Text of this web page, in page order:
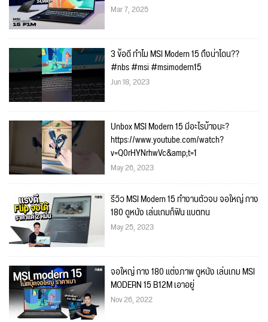
Mar 7, 2025
3 ข้อดี ทำไม MSI Modern 15 ถึงน่าโดน??
#nbs #msi #msimodern15
Jun 18, 2023
Unbox MSI Modern 15 มีอะไรบ้างนะ?
https://www.youtube.com/watch?
v=Q0rHYNrhwVc&amp;t=1
May 26, 2023
รีวิว MSI Modern 15 ทำงานตัวจบ จอใหญ่ กาง
180 ดูหนัง เล่นเกมก็ฟิน แบตทน
May 25, 2023
จอใหญ่ กาง 180 แต่งภาพ ดูหนัง เล่นเกม MSI
MODERN 15 B12M เอาอยู่
Nov 26, 2022